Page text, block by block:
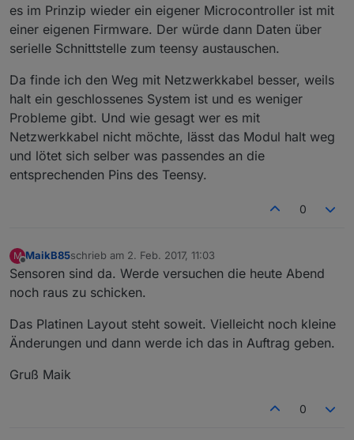
es im Prinzip wieder ein eigener Microcontroller ist mit
einer eigenen Firmware. Der würde dann Daten über
serielle Schnittstelle zum teensy austauschen.
Da finde ich den Weg mit Netzwerkkabel besser, weils
halt ein geschlossenes System ist und es weniger
Probleme gibt. Und wie gesagt wer es mit
Netzwerkkabel nicht möchte, lässt das Modul halt weg
und lötet sich selber was passendes an die
entsprechenden Pins des Teensy.
0
M
Offline
MaikB85schrieb am 2. Feb. 2017, 11:03
zuletzt editiert von
Sensoren sind da. Werde versuchen die heute Abend
noch raus zu schicken.
Das Platinen Layout steht soweit. Vielleicht noch kleine
Änderungen und dann werde ich das in Auftrag geben.
Gruß Maik
0